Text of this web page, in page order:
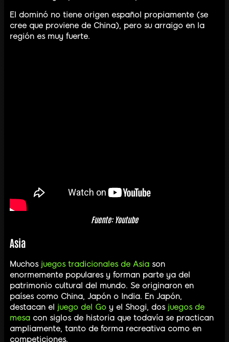
El dominó no tiene origen español propiamente (se
cree que proviene de China), pero su arraigo en la
región es muy fuerte.
Fuente: Youtube
Asia
Muchos juegos tradicionales de Asia son
enormemente populares y forman parte ya del
patrimonio cultural del mundo. Se originaron en
países como China, Japón o India. En Japón,
destacan el juego del Go y el Shogi, dos juegos de
mesa con siglos de historia que todavía se practican
ampliamente, tanto de forma recreativa como en
competiciones.